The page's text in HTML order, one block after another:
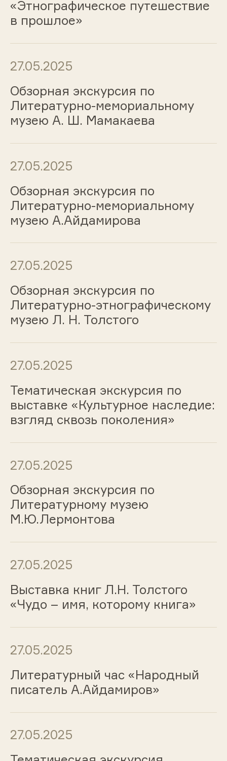
«Этнографическое путешествие
в прошлое»
27.05.2025
Обзорная экскурсия по
Литературно-мемориальному
музею А. Ш. Мамакаева
27.05.2025
Обзорная экскурсия по
Литературно-мемориальному
музею А.Айдамирова
27.05.2025
Обзорная экскурсия по
Литературно-этнографическому
музею Л. Н. Толстого
27.05.2025
Тематическая экскурсия по
выставке «Культурное наследие:
взгляд сквозь поколения»
27.05.2025
Обзорная экскурсия по
Литературному музею
М.Ю.Лермонтова
27.05.2025
Выставка книг Л.Н. Толстого
«Чудо – имя, которому книга»
27.05.2025
Литературный час «Народный
писатель А.Айдамиров»
27.05.2025